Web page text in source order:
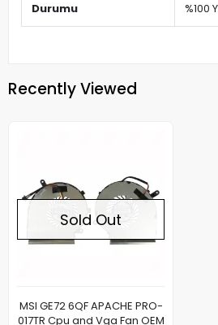
Durumu %100
Recently Viewed
Sold Out
MSI GE72 6QF APACHE PRO-
017TR Cpu and Vga Fan OEM